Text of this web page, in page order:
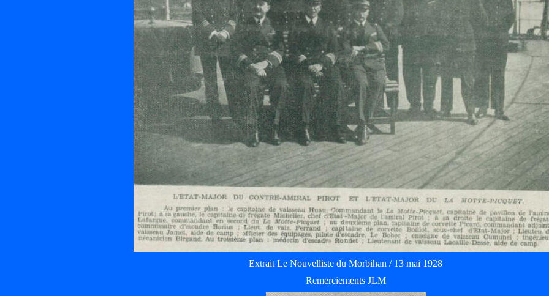
Extrait Le Nouvelliste du Morbihan / 13 mai 1928
Remerciements JLM